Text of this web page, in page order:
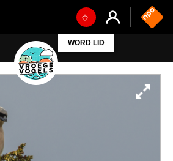
WORD LID